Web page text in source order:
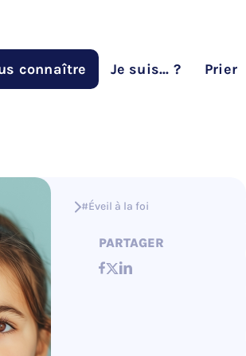
connaître Je suis... ? Prier
#Éveil à la foi
PARTAGER